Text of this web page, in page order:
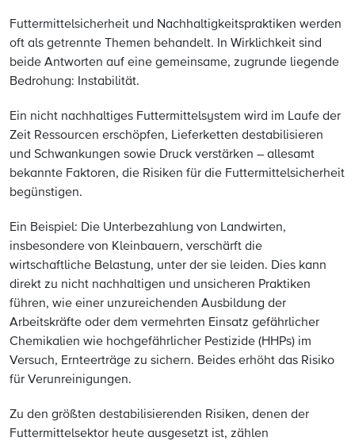
Futtermittelsicherheit und Nachhaltigkeitspraktiken werden
oft als getrennte Themen behandelt. In Wirklichkeit sind
beide Antworten auf eine gemeinsame, zugrunde liegende
Bedrohung: Instabilität.
Ein nicht nachhaltiges Futtermittelsystem wird im Laufe der
Zeit Ressourcen erschöpfen, Lieferketten destabilisieren
und Schwankungen sowie Druck verstärken – allesamt
bekannte Faktoren, die Risiken für die Futtermittelsicherheit
begünstigen.
Ein Beispiel: Die Unterbezahlung von Landwirten,
insbesondere von Kleinbauern, verschärft die
wirtschaftliche Belastung, unter der sie leiden. Dies kann
direkt zu nicht nachhaltigen und unsicheren Praktiken
führen, wie einer unzureichenden Ausbildung der
Arbeitskräfte oder dem vermehrten Einsatz gefährlicher
Chemikalien wie hochgefährlicher Pestizide (HHPs) im
Versuch, Ernteerträge zu sichern. Beides erhöht das Risiko
für Verunreinigungen.
Zu den größten destabilisierenden Risiken, denen der
Futtermittelsektor heute ausgesetzt ist, zählen